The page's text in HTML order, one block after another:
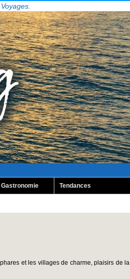
Gastronomie Tendances
et les villages de charme, plaisirs de la